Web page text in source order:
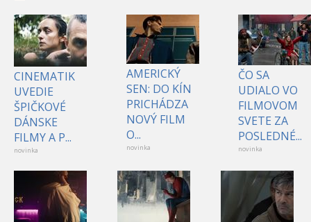
CINEMATIK
UVEDIE
ŠPIČKOVÉ
DÁNSKE
FILMY A P...
novinka
AMERICKÝ
SEN: DO KÍN
PRICHÁDZA
NOVÝ FILM
O...
novinka
ČO SA
UDIALO VO
FILMOVOM
SVETE ZA
POSLEDNÉ...
novinka